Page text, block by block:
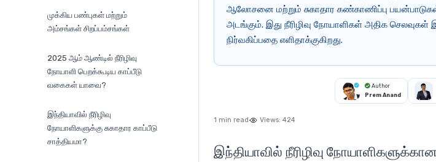
முக்கிய பண்புகள் மற்றும்
அம்சங்கள் சிறப்பம்சங்கள்
2025 ஆம் ஆண்டில் நீரிழிவு
நோயாளி பெறக்கூடிய காப்பீடு
வகைகள் யாவை?
இந்தியாவில் நீரிழிவு
நோயாளிகளுக்கு சுகாதார காப்பீடு
சாத்தியமா?
ஆலோசனை மற்றும் சுகாதார கண்காணிப்பு
அடங்கும். இது நீரிழிவு நோயாளிகள் அதிக
நிர்வகிப்பதை எளிதாக்குகிறது.
Author
Prem Anand
1 min read Views: 424
இந்தியாவில் நீரிழிவு